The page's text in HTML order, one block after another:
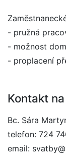
- pružná
- možnost
- proplacení
Kontakt
Bc. Sára
telefon: 724
email: